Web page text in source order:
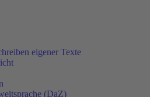
eigener Texte
(DaZ)